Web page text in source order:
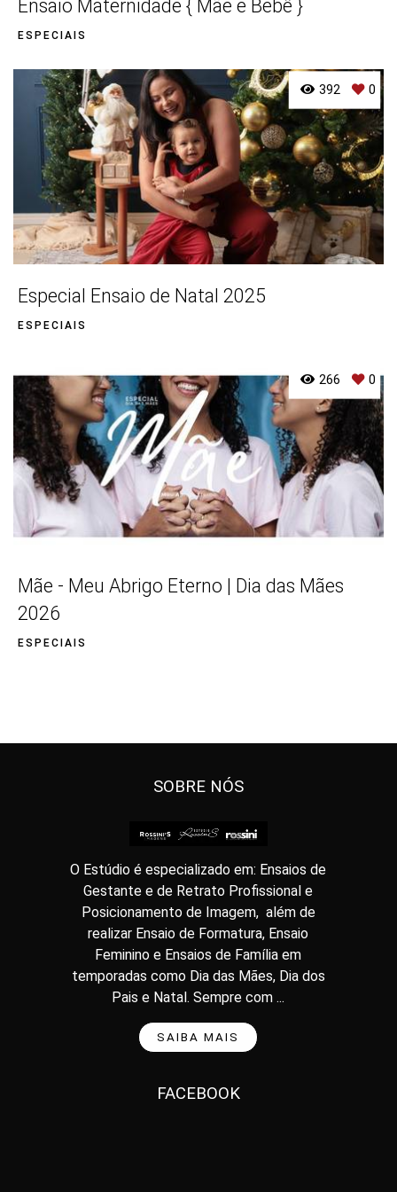
pacotes, disponibilidade de datas e opções de
Me chama
Será um prazer registrar momentos que merecem
ser lembrados para sempre.
Tags
Ensaio Casal
Ensaio Familia
Namorado
Casal
Ensaio Maternidade { Mãe e Bebê }
ESPECIAIS
Especial Ensaio de Natal 2025
ESPECIAIS
392 0
Mãe - Meu Abrigo Eterno | Dia das Mães
2026
ESPECIAIS
266 0
SOBRE NÓS
O Estúdio é especializado em: Ensaios de
Gestante e de Retrato Profissional e
Posicionamento de Imagem, além de
realizar Ensaio de Formatura, Ensaio
Feminino e Ensaios de Família em
temporadas como Dia das Mães, Dia dos
Pais e Natal. Sempre com ...
SAIBA MAIS
FACEBOOK